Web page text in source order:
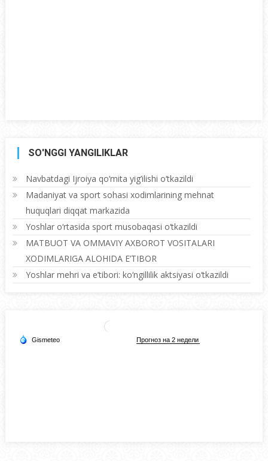
SO'NGGI YANGILIKLAR
Navbatdagi Ijroiya qo‘mita yig’ilishi o‘tkazildi
Madaniyat va sport sohasi xodimlarining mehnat
huquqlari diqqat markazida
Yoshlar o‘rtasida sport musobaqasi o‘tkazildi
MATBUOT VA OMMAVIY AXBOROT VOSITALARI
XODIMLARIGA ALOHIDA E’TIBOR
Yoshlar mehri va e’tibori: ko‘ngillilik aktsiyasi o‘tkazildi